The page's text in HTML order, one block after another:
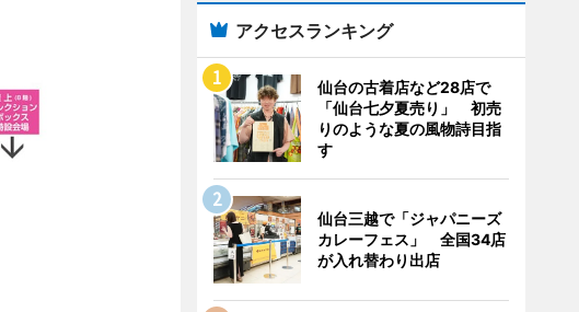
アクセスランキング
仙台の古着店など28店で
「仙台七夕夏売り」 初売
りのような夏の風物詩目指
す
仙台三越で「ジャパニーズ
カレーフェス」 全国34店
が入れ替わり出店